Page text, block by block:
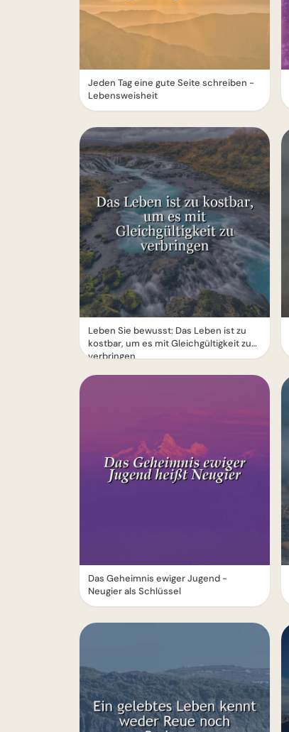
Jeden Tag eine gute Seite schreiben -
Lebensweisheit
Leben Sie bewusst: Das Leben ist zu
kostbar, um es mit Gleichgültigkeit zu
verbringen
Das Geheimnis ewiger Jugend -
Neugier als Schlüssel